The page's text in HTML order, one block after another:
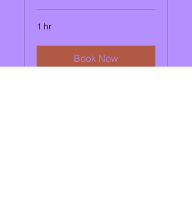
1 hr
Book Now